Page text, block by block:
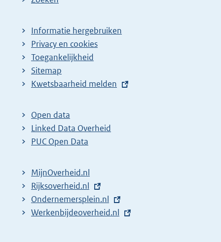
Informatie hergebruiken
Privacy en cookies
Toegankelijkheid
Sitemap
E
t
e
r
l
i
n
k
Kwetsbaarheid melden
Open data
Linked Data Overheid
PUC Open Data
MijnOverheid.nl
E
x
t
Rijksoverheid.nl
E
x
Ondernemersplein.nl
E
Werkenbijdeoverheid.nl